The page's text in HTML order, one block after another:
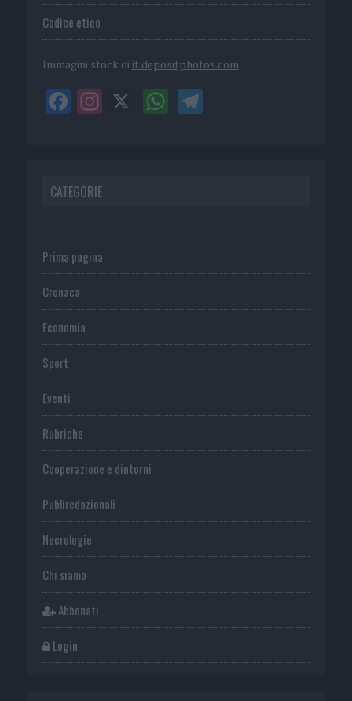
Codice etico
Immagini stock di it.depositphotos.com
CATEGORIE
Prima pagina
Cronaca
Economia
Sport
Eventi
Rubriche
Cooperazione e dintorni
Publiredazionali
Necrologie
Chi siamo
Abbonati
Login